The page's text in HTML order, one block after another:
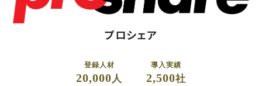
プロシェア
登録人材
20,000人
導入実績
2,500社